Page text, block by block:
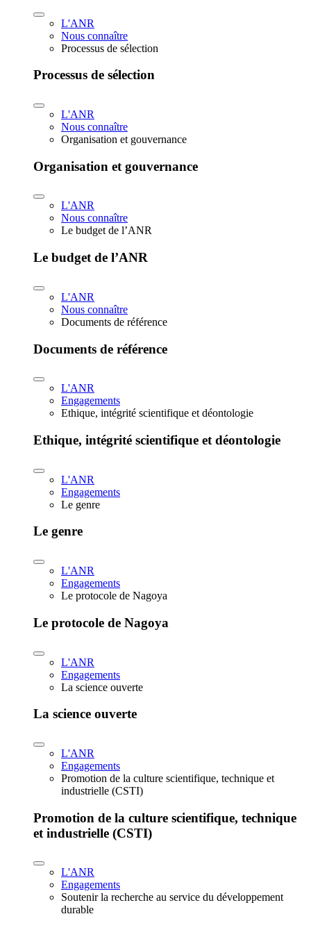
L'ANR
Nous connaître
Processus de sélection
Processus de sélection
L'ANR
Nous connaître
Organisation et gouvernance
Organisation et gouvernance
L'ANR
Nous connaître
Le budget de l’ANR
Le budget de l’ANR
L'ANR
Nous connaître
Documents de référence
Documents de référence
L'ANR
Engagements
Ethique, intégrité scientifique et déontologie
Ethique, intégrité scientifique et déontologie
L'ANR
Engagements
Le genre
Le genre
L'ANR
Engagements
Le protocole de Nagoya
Le protocole de Nagoya
L'ANR
Engagements
La science ouverte
La science ouverte
L'ANR
Engagements
Promotion de la culture scientifique, technique et
industrielle (CSTI)
Promotion de la culture scientifique, technique
et industrielle (CSTI)
L'ANR
Engagements
Soutenir la recherche au service du développement
durable